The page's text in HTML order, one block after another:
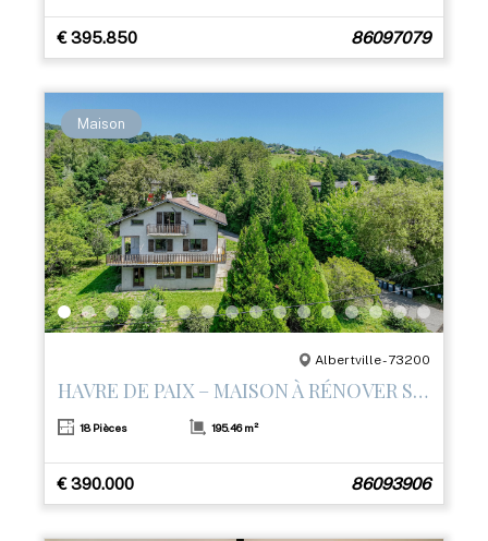
€ 395.850 86097079
Maison
Albertville - 73200
HAVRE DE PAIX – MAISON À RÉNOVER SUR LES HAUTEURS D’ALBERTVILLE
18 Pièces 195.46 m²
€ 390.000 86093906